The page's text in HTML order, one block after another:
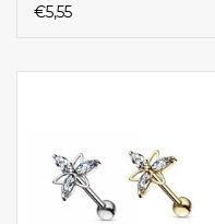
€5,55